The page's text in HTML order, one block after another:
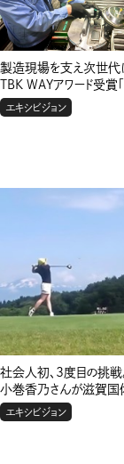
製造現場を支え次世代
TBK WAYアワード受賞
の達人」に訊く
エキシビジョン
社会人初、3度目の挑戦
小巻香乃さんが滋賀国
子ゴルフ部門に出場しま
エキシビジョン